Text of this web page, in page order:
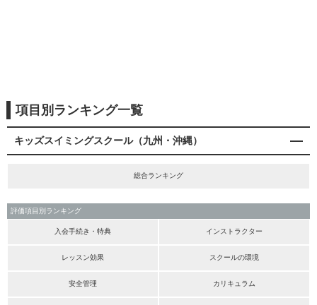
項目別ランキング一覧
キッズスイミングスクール（九州・沖縄）
総合ランキング
評価項目別ランキング
入会手続き・特典 インストラクター
レッスン効果 スクールの環境
安全管理 カリキュラム